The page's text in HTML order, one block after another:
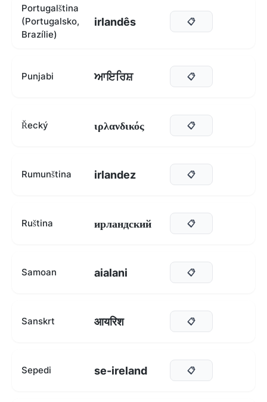
Portugalština
(Portugalsko,
Brazílie)
irlandês 📋
Punjabi ਆਇਰਿਸ਼ 📋
Řecký ιρλανδικός 📋
Rumunština irlandez 📋
Ruština ирландский 📋
Samoan aialani 📋
Sanskrt आयरिश 📋
Sepedi se-ireland 📋